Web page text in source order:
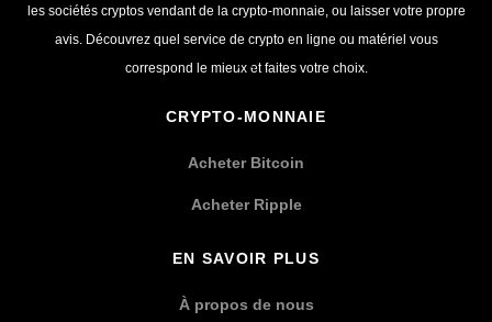
les sociétés cryptos vendant de la crypto-monnaie, ou laisser votre propre
avis. Découvrez quel service de crypto en ligne ou matériel vous
correspond le mieux et faites votre choix.
CRYPTO-MONNAIE
Acheter Bitcoin
Acheter Ripple
EN SAVOIR PLUS
À propos de nous